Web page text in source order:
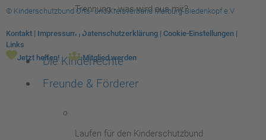
Trennung - was wird aus mir?
Die Kinderrechte
Freunde & Förderer
Laufen für den Kinderschutzbund
© Kinderschutzbund Orts- und Kreisverband Marburg-Biedenkopf e.V
Kontakt | Impressum | Datenschutzerklärung | Cookie-Einstellungen |
Links
Jetzt helfen!
Mitglied werden